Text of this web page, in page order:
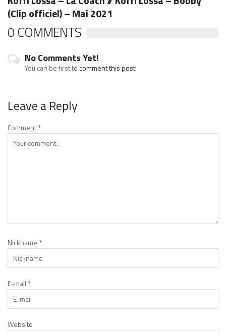
(Clip officiel) – Mai 2021
0 COMMENTS
No Comments Yet!
You can be first tocomment this post!
Leave a Reply
Comment*
Nickname *
E-mail *
Website